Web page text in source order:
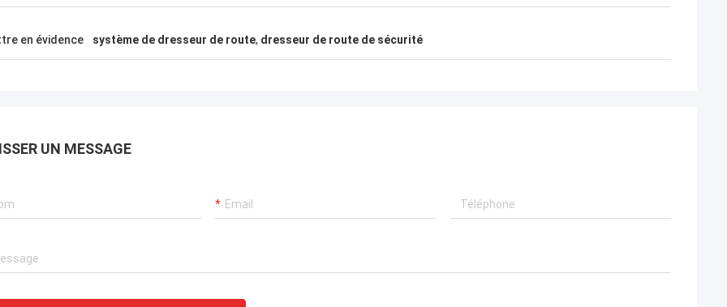
est un fournisseur d'or, me
beaucoup de temps pour faire
Les tourniquets de reconnaissance
faciale ont impressionné les locataires,
avec des robots d'assemblage, des
en évidence système de dresseur de route, dresseur de route de sécurité
UN MESSAGE